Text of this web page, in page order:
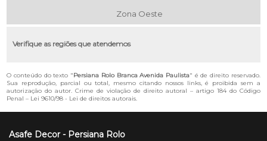
Zona Oeste
Verifique as regiões que atendemos
O conteúdo do texto "Persiana Rolo Branca Avenida Paulista" é de direito reservado.
Sua reprodução, parcial ou total, mesmo citando nossos links, é proibida sem a
autorização do autor. Crime de violação de direito autoral – artigo 184 do Código
Penal – Lei 9610/98 - Lei de direitos autorais
Asafe Decor - Persiana Rolo